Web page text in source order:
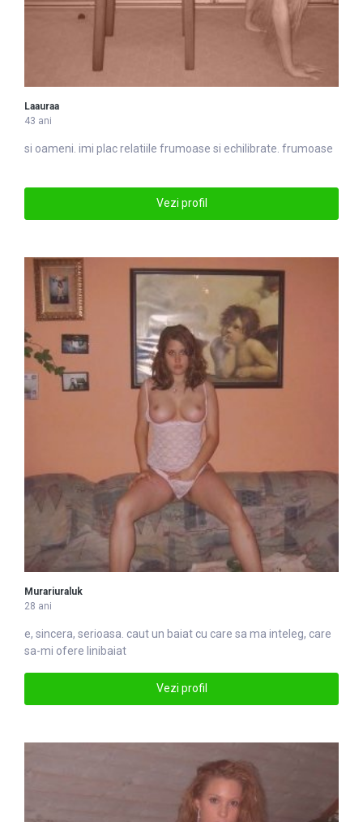
Laauraa
43 ani
si oameni. imi plac relatiile frumoase si echilibrate. frumoase
Vezi profil
Murariuraluk
28 ani
e, sincera, serioasa. caut un baiat cu care sa ma inteleg, care
sa-mi ofere linibaiat
Vezi profil